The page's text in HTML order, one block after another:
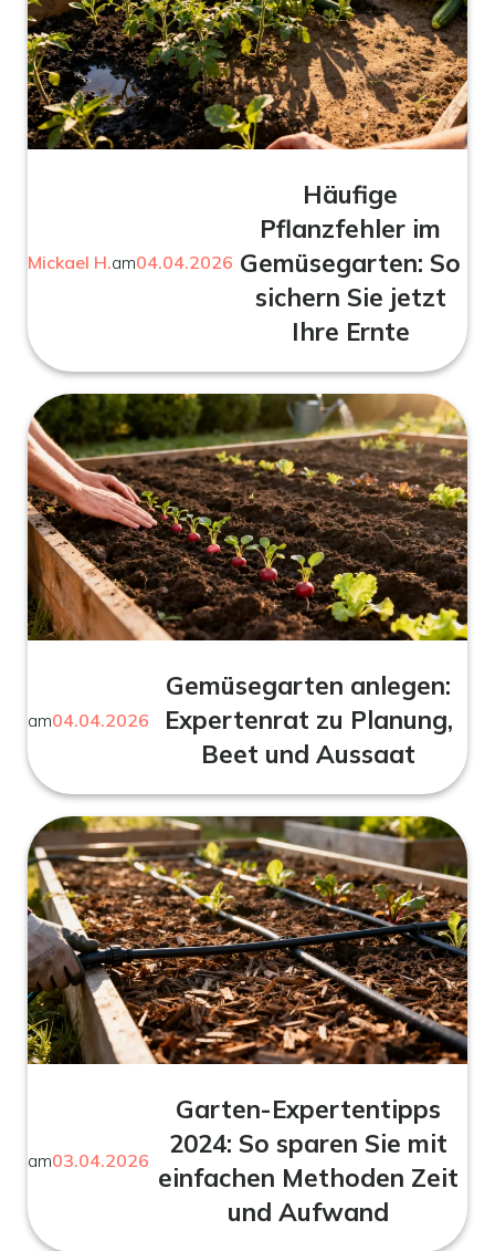
Mickael H.am04.04.2026
Häufige
Pflanzfehler im
Gemüsegarten: So
sichern Sie jetzt
Ihre Ernte
am04.04.2026
Gemüsegarten anlegen:
Expertenrat zu Planung,
Beet und Aussaat
am03.04.2026
Garten-Expertentipps
2024: So sparen Sie mit
einfachen Methoden Zeit
und Aufwand